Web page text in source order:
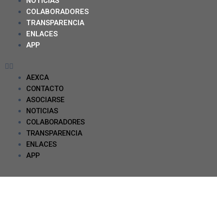
COLABORADORES
TRANSPARENCIA
ENLACES
APP
AEXCA
CONTACTO
ASOCIARSE
NOTICIAS
COLABORADORES
TRANSPARENCIA
ENLACES
APP